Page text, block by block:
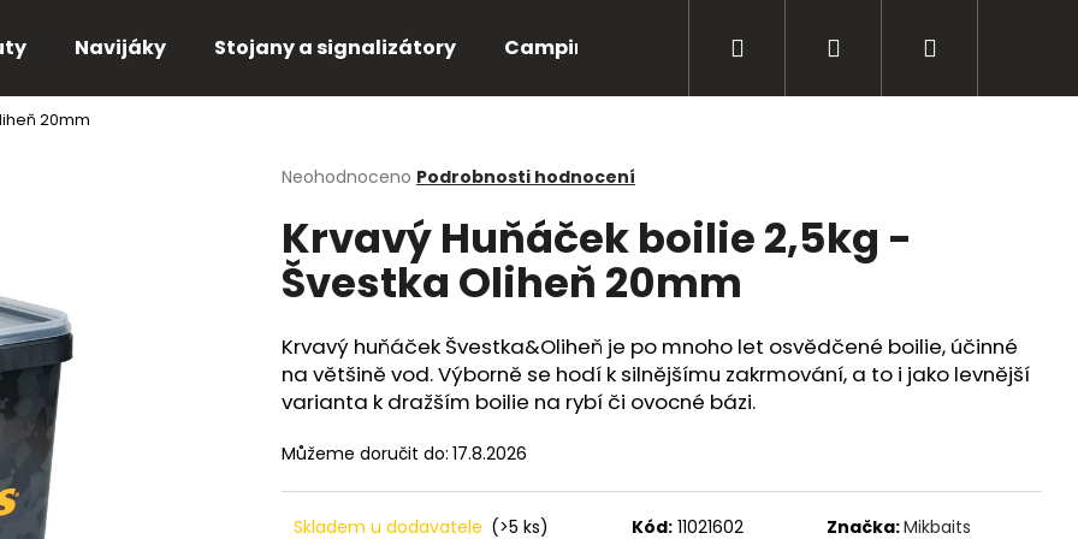
Navijáky Stojany a signalizátory Camping Bižuterie Péče o úlovky
Přihlášení
20mm
Průměrné
produktu
je
0,0
z
hvězdiček.
Neohodnoceno Podrobnosti hodnocení
Krvavý Huňáček boilie 2,5kg -
Švestka Oliheň 20mm
Krvavý huňáček Švestka&Oliheň je po mnoho let osvědčené boilie, účinné
na většině vod. Výborně se hodí k silnějšímu zakrmování, a to i jako levnější
varianta k dražším boilie na rybí či ovocné bázi.
Můžeme doručit do: 17.8.2026
Skladem u dodavatele (>5 ks) Kód: 11021602 Značka:Mikbaits
Co potřebujete najít?
HLEDAT